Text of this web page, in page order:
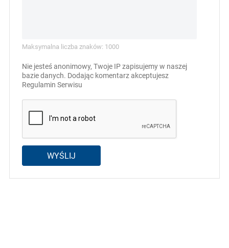
Maksymalna liczba znaków: 1000
Nie jesteś anonimowy, Twoje IP zapisujemy w naszej
bazie danych. Dodając komentarz akceptujesz
Regulamin Serwisu
WYŚLIJ